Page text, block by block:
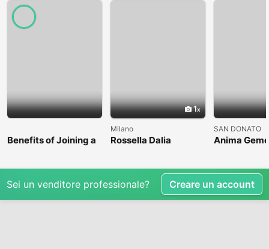
Benefits of Joining a
Professional Nasha
1
Milano
Rossella Dalia
SAN DONATO
Anima
Sei un venditore professionale? Creare un account